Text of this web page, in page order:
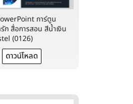
การ์ตูน
ก สื่อการสอน สีน้ำเงิน
(0126)
ดาวน์โหลด